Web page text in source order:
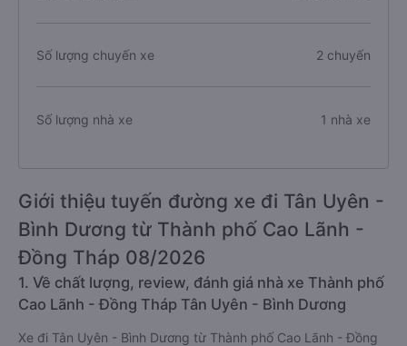
Số lượng chuyến xe 2 chuyến
Số lượng nhà xe 1 nhà xe
Giới thiệu tuyến đường xe đi Tân Uyên -
Bình Dương từ Thành phố Cao Lãnh -
Đồng Tháp 08/2026
1. Về chất lượng, review, đánh giá nhà xe Thành phố
Cao Lãnh - Đồng Tháp Tân Uyên - Bình Dương
Xe đi Tân Uyên - Bình Dương từ Thành phố Cao Lãnh - Đồng